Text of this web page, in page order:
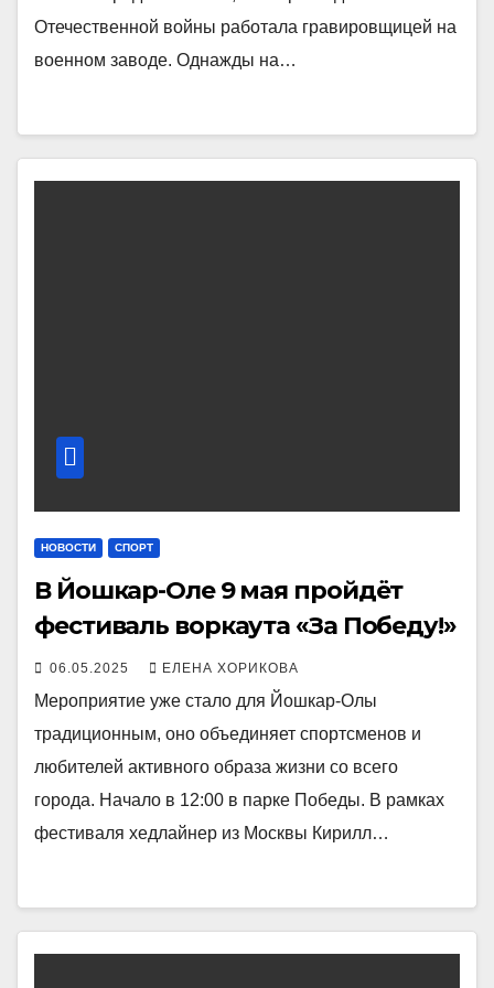
Отечественной войны работала гравировщицей на
военном заводе. Однажды на…
НОВОСТИ СПОРТ
В Йошкар-Оле 9 мая пройдёт
фестиваль воркаута «За Победу!»
06.05.2025 ЕЛЕНА ХОРИКОВА
Мероприятие уже стало для Йошкар-Олы
традиционным, оно объединяет спортсменов и
любителей активного образа жизни со всего
города. Начало в 12:00 в парке Победы. В рамках
фестиваля хедлайнер из Москвы Кирилл…